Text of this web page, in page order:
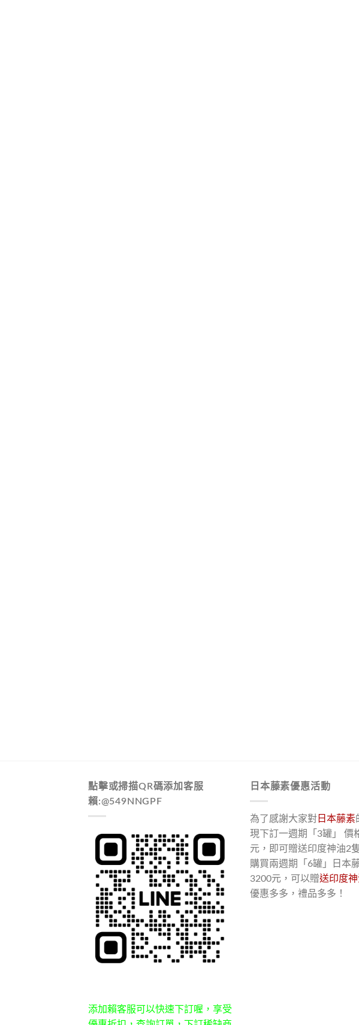
點擊或掃描QR碼添加客服
賴:@549NNGPF
添加賴客服可以快速下訂喔，享受
日本藤素優惠活動
為了感謝大家對 日本藤素
現下訂一週期「3罐」 價
元，即可贈送印度神油2
購買兩週期「6罐」日本
3200元，可以贈送印度神
優惠多多，禮品多多！